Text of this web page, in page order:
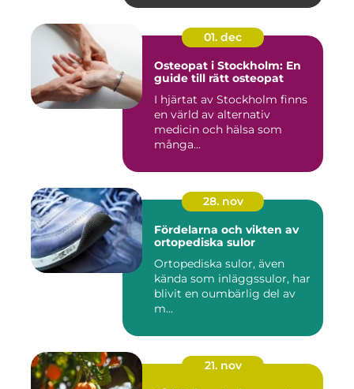
01. dec
Osteopat i Stockholm: En
guide till rätt osteopat
I hjärtat av Stockholm finns
en värld av alternativ
medicin och hälsa som
många...
28. nov
Fördelarna och vikten av
ortopediska sulor
Ortopediska sulor, även
kända som inläggssulor, har
blivit en oumbärlig del av
m...
21. nov